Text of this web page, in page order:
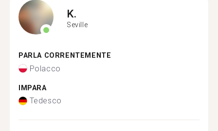
K.
Seville
PARLA CORRENTEMENTE
Polacco
IMPARA
Tedesco